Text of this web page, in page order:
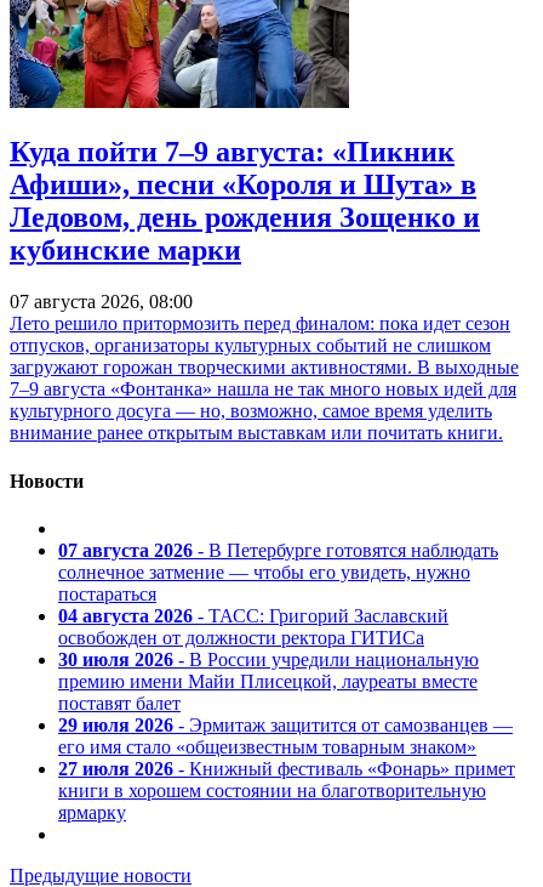
Куда пойти 7–9 августа: «Пикник
Афиши», песни «Короля и Шута» в
Ледовом, день рождения Зощенко и
кубинские марки
07 августа 2026, 08:00
Лето решило притормозить перед финалом: пока идет сезон
отпусков, организаторы культурных событий не слишком
загружают горожан творческими активностями. В выходные
7–9 августа «Фонтанка» нашла не так много новых идей для
культурного досуга — но, возможно, самое время уделить
внимание ранее открытым выставкам или почитать книги.
Новости
07 августа 2026 - В Петербурге готовятся наблюдать
солнечное затмение — чтобы его увидеть, нужно
постараться
04 августа 2026 - ТАСС: Григорий Заславский
освобожден от должности ректора ГИТИСа
30 июля 2026 - В России учредили национальную
премию имени Майи Плисецкой, лауреаты вместе
поставят балет
29 июля 2026 - Эрмитаж защитится от самозванцев —
его имя стало «общеизвестным товарным знаком»
27 июля 2026 - Книжный фестиваль «Фонарь» примет
книги в хорошем состоянии на благотворительную
ярмарку
Предыдущие новости